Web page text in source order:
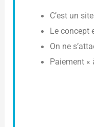
C’est un
Le concept
On ne
Paiement «